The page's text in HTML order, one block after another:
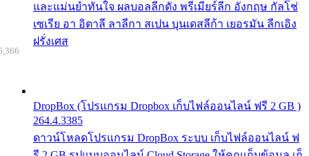
และแม่นยำทันใจ ผลบอลลีกดัง พรีเมียร์ลีก อังกฤษ กัลโช่
เซเรีย อา อิตาลี ลาลีกา สเปน บุนเดสลีก้า เยอรมัน ลีกเอิง
ฝรั่งเศส
DropBox (โปรแกรม Dropbox เก็บไฟล์ออนไลน์ ฟรี 2 GB )
264.4.3385
ดาวน์โหลดโปรแกรม DropBox ระบบ เก็บไฟล์ออนไลน์ ฟ